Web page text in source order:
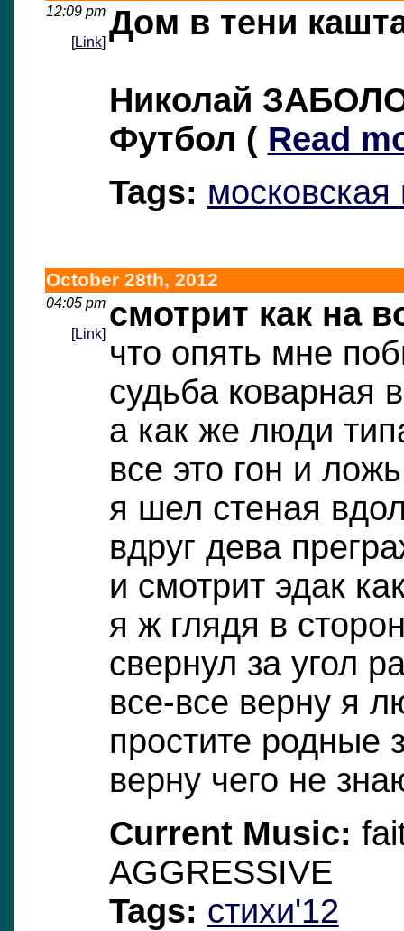
12:09 pm
[Link]
Дом в тени
Николай
Футбол ( Read
Tags:
October 28th, 2012
04:05 pm
[Link]
смотрит как на
что опять мне
судьба коварная
а как же люди
все это гон и
я шел стеная
вдруг дева
и смотрит эдак
я ж глядя в
свернул за угол
все-все верну я
простите родные
верну чего не
Current Music:
AGGRESSIVE
Tags: стихи'12